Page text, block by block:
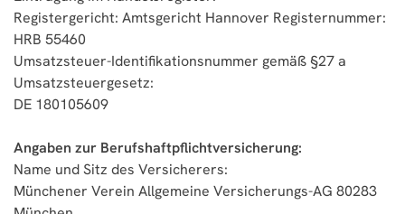
Registergericht: Amtsgericht Hannover Registernummer:
HRB 55460
Umsatzsteuer-Identifikationsnummer gemäß §27 a
Umsatzsteuergesetz:
DE 180105609
Angaben zur Berufshaftpflichtversicherung:
Name und Sitz des Versicherers:
Münchener Verein Allgemeine Versicherungs-AG 80283